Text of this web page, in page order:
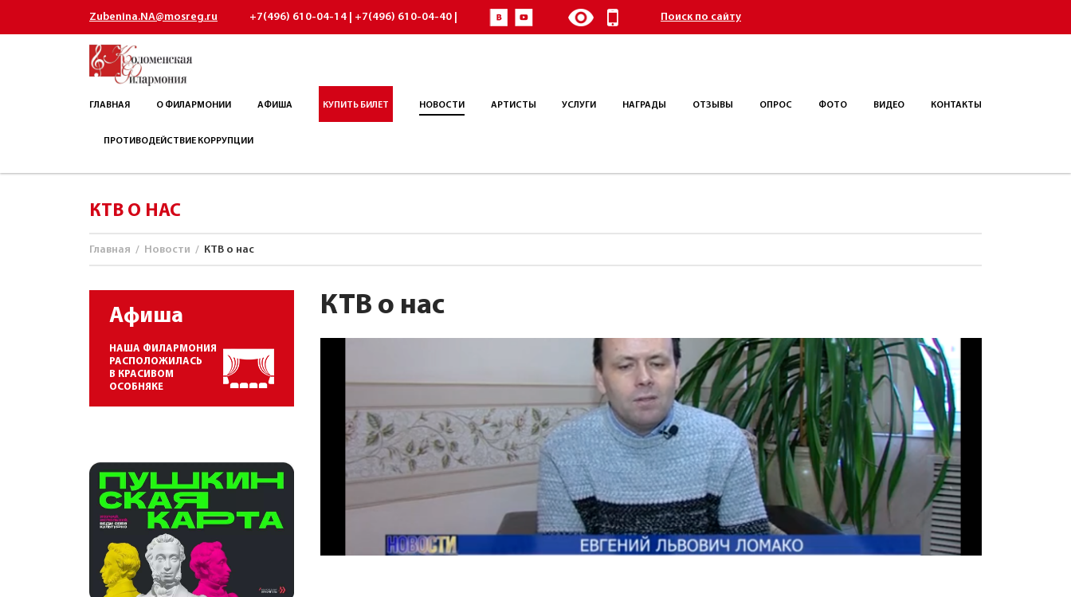
Zubenina.NA@mosreg.ru +7(496) 610-04-14 | +7(496) 610-04-40 | Поиск по сайту
ГЛАВНАЯ О ФИЛАРМОНИИ АФИША КУПИТЬ БИЛЕТ НОВОСТИ АРТИСТЫ УСЛУГИ НАГРАДЫ ОТЗЫВЫ ОПРОС ФОТО ВИДЕО КОНТАКТЫ
ПРОТИВОДЕЙСТВИЕ КОРРУПЦИИ
КТВ О НАС
Главная / Новости / КТВ о нас
КТВ о нас
Афиша
НАША ФИЛАРМОНИЯ
РАСПОЛОЖИЛАСЬ
В КРАСИВОМ
ОСОБНЯКЕ